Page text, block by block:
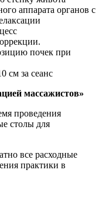
аппарата органов с
почек при
см за сеанс
массажистов»
проведения
столы для
все расходные
практики в